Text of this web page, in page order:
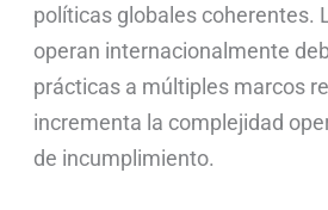
políticas globales coherentes.
operan internacionalmente
prácticas a múltiples marcos
incrementa la complejidad
de incumplimiento.